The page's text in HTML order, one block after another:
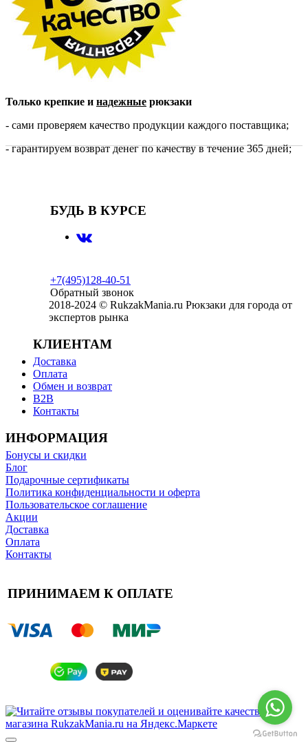
Только крепкие и надежные рюкзаки
- сами проверяем качество продукции каждого поставщика;
- гарантируем возврат денег по качеству в течение 365 дней;
БУДЬ В КУРСЕ
+7(495)128-40-51
Обратный звонок
2018-2024 © RukzakMania.ru Рюкзаки для города от
экспертов рынка
КЛИЕНТАМ
Доставка
Оплата
Обмен и возврат
B2B
Контакты
ИНФОРМАЦИЯ
Бонусы и скидки
Блог
Подарочные сертификаты
Политика конфиденциальности и оферта
Пользовательское соглашение
Акции
Доставка
Оплата
Контакты
ПРИНИМАЕМ К ОПЛАТЕ